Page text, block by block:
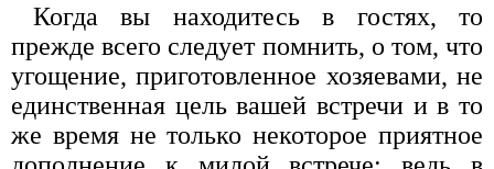
Когда вы находитесь в гостях, то
прежде всего следует помнить, о том, что
угощение, приготовленное хозяевами, не
единственная цель вашей встречи и в то
же время не только некоторое приятное